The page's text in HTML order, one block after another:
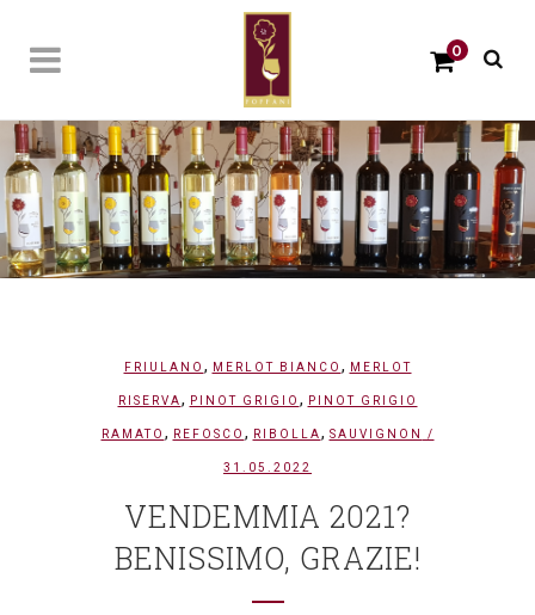
0
FRIULANO , MERLOT BIANCO , MERLOT
RISERVA, PINOT GRIGIO , PINOT GRIGIO
RAMATO , REFOSCO , RIBOLLA, SAUVIGNON /
31.05.2022
VENDEMMIA 2021?
BENISSIMO, GRAZIE!